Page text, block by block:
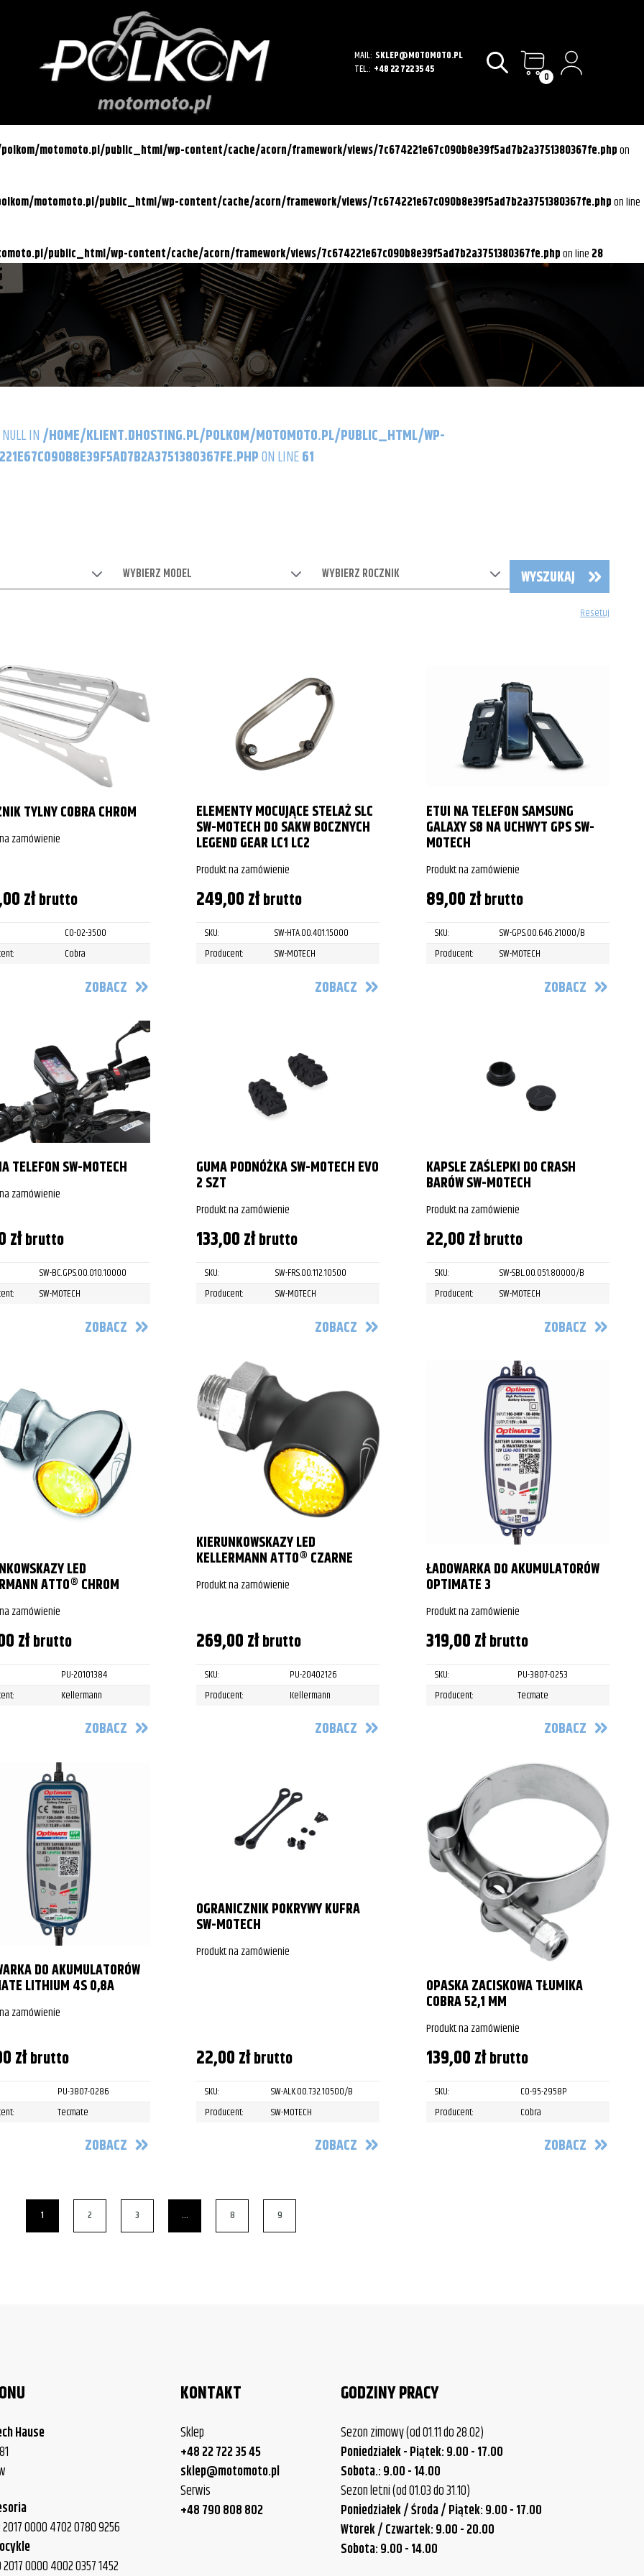
MAIL: SKLEP@MOTOMOTO.PL
TEL.: +48 22 722 35 45 0
motomoto.pl/public_html/wp-content/cache/acorn/framework/views/7c674221e67c090b8e39f5ad7b2a3751380367fe.phpon
motomoto.pl/public_html/wp-content/cache/acorn/framework/views/7c674221e67c090b8e39f5ad7b2a3751380367fe.phpon line
public_html/wp-content/cache/acorn/framework/views/7c674221e67c090b8e39f5ad7b2a3751380367fe.phpon line 28
IN/HOME/KLIENT.DHOSTING.PL/POLKOM/MOTOMOTO.PL/PUBLIC_HTML/WP-
ON LINE61
WYBIERZ MODEL WYBIERZ ROCZNIK WYSZUKAJ
Resetuj
TYLNY COBRA CHROM
zamówienie
złbrutto
CO-02-3500
Cobra
ZOBACZ
ELEMENTY MOCUJĄCE STELAŻ SLC
SW-MOTECH DO SAKW BOCZNYCH
LEGEND GEAR LC1 LC2
Produkt na zamówienie
249,00złbrutto
SKU:
SW-HTA.00.401.15000
Producent:
SW-MOTECH
ZOBACZ
ETUI NA TELEFON SAMSUNG
GALAXY S8 NA UCHWYT GPS SW-
MOTECH
Produkt na zamówienie
89,00złbrutto
SKU:
SW-GPS.00.646.21000/B
Producent:
SW-MOTECH
ZOBACZ
TELEFON SW-MOTECH
zamówienie
złbrutto
SW-BC.GPS.00.010.10000
SW-MOTECH
ZOBACZ
GUMA PODNÓŻKA SW-MOTECH EVO
2 SZT
Produkt na zamówienie
133,00złbrutto
SKU:
SW-FRS.00.112.10500
Producent:
SW-MOTECH
ZOBACZ
KAPSLE ZAŚLEPKI DO CRASH
BARÓW SW-MOTECH
Produkt na zamówienie
22,00złbrutto
SKU:
SW-SBL.00.051.80000/B
Producent:
SW-MOTECH
ZOBACZ
LED
ATTO® CHROM
zamówienie
złbrutto
PU-20101384
Kellermann
ZOBACZ
KIERUNKOWSKAZY LED
KELLERMANN ATTO® CZARNE
Produkt na zamówienie
269,00złbrutto
SKU:
PU-20402126
Producent:
Kellermann
ZOBACZ
ŁADOWARKA DO AKUMULATORÓW
OPTIMATE 3
Produkt na zamówienie
319,00złbrutto
SKU:
PU-3807-0253
Producent:
Tecmate
ZOBACZ
DO AKUMULATORÓW
LITHIUM 4S 0,8A
zamówienie
złbrutto
PU-3807-0286
Tecmate
ZOBACZ
OGRANICZNIK POKRYWY KUFRA
SW-MOTECH
Produkt na zamówienie
22,00złbrutto
SKU:
SW-ALK.00.732.10500/B
Producent:
SW-MOTECH
ZOBACZ
OPASKA ZACISKOWA TŁUMIKA
COBRA 52,1 MM
Produkt na zamówienie
139,00złbrutto
SKU:
CO-95-2958P
Producent:
Cobra
ZOBACZ
1 2 3 … 8 9
Hause
2017 0000 4702 0780 9256
2017 0000 4002 0357 1452
KONTAKT
Sklep
+48 22 722 35 45
sklep@motomoto.pl
Serwis
+48 790 808 802
GODZINY PRACY
Sezon zimowy (od 01.11 do 28.02)
Poniedziałek - Piątek: 9.00 - 17.00
Sobota.: 9.00 - 14.00
Sezon letni (od 01.03 do 31.10)
Poniedziałek / Środa / Piątek: 9.00 - 17.00
Wtorek / Czwartek: 9.00 - 20.00
Sobota: 9.00 - 14.00